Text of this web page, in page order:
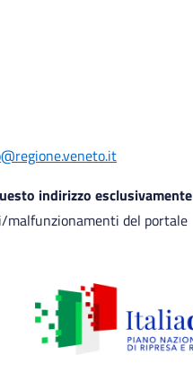
indirizzo esclusivamente
del portale